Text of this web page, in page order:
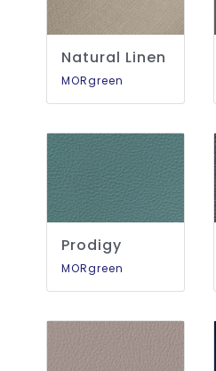
Natural Linen
MORgreen
Prodigy
MORgreen